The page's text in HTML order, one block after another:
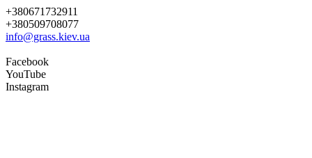
+380671732911
+380509708077
info@grass.kiev.ua
Facebook
YouTube
Instagram